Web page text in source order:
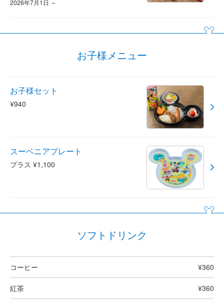
2026年7月1日 ～
お子様メニュー
お子様セット
¥940
スーベニアプレート
プラス ¥1,100
ソフトドリンク
コーヒー ¥360
紅茶 ¥360